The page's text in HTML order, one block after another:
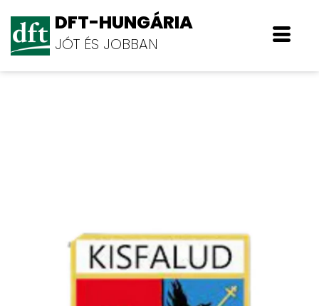
DFT-HUNGÁRIA
JÓT ÉS JOBBAN